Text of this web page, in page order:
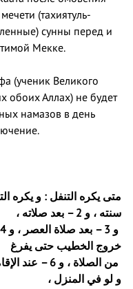
(тахиятуль-
сунны перед и
Мекке.
(ученик Великого
обоих Аллах) не будет
намазов в день
متى يكره التنفل : و يكره
سنته ، و 2 –
بعد صلاته ،
و 3 – بعد صلاة العصر ، و
خروج الخطيب حتى يفرغ
من الصلاة ، و 6 – عند
و لو في المنزل ،